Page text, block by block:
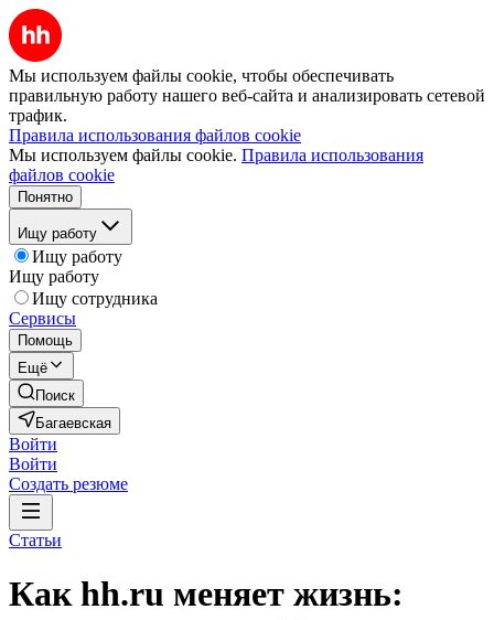
Мы используем файлы cookie, чтобы обеспечивать
правильную работу нашего веб-сайта и анализировать сетевой
трафик.
Правила использования файлов cookie
Мы используем файлы cookie. Правила использования
файлов cookie
Понятно
Ищу работу
Ищу работу
Ищу работу
Ищу сотрудника
Сервисы
Помощь
Ещё
Поиск
Багаевская
Войти
Войти
Создать резюме
Статьи
Как hh.ru меняет жизнь: